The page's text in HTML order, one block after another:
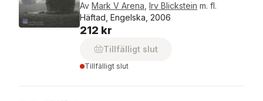
Av Mark V Arena Irv Blickstein m. fl.
Häftad, Engelska, 2006
212 kr
Tillfälligt slut
Tillfälligt slut